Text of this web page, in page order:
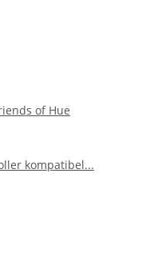
of Hue